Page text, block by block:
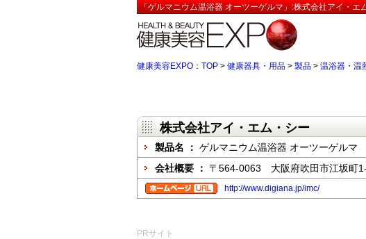
「ゲルマニウム温浴器 オーツーゲルマ」:株式会社アイ・エ
健康美容EXPO：TOP > 健康器具・用品 > 製品 > 温浴器・温
株式会社アイ・エム・シー
製品名 ： ゲルマニウム温浴器 オーツーゲルマ
会社概要 ： 〒564-0063 大阪府吹田市江坂町
http://www.digiana.jp/imc/
PRサイト